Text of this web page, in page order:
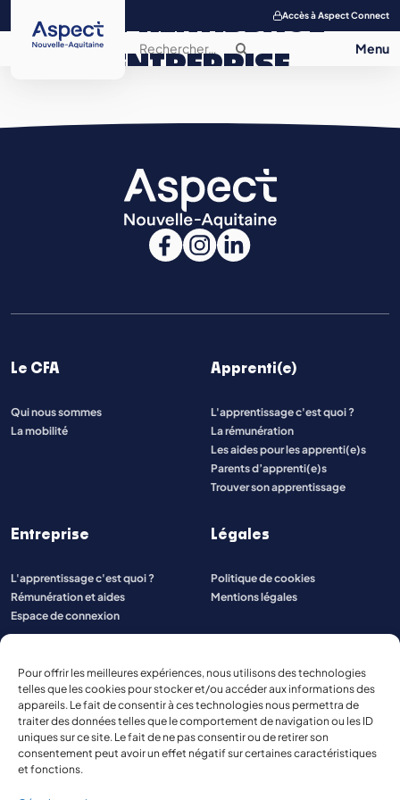
Pour offrir les meilleures expériences, nous utilisons des technologies
telles que les cookies pour stocker et/ou accéder aux informations des
appareils. Le fait de consentir à ces technologies nous permettra de
traiter des données telles que le comportement de navigation ou les ID
uniques sur ce site. Le fait de ne pas consentir ou de retirer son
consentement peut avoir un effet négatif sur certaines caractéristiques
et fonctions.
Accès à Aspect Connect
APPRENTISSAGE
ENTREPRISE
CONTACT
Le CFA
Qui nous sommes
La mobilité
Apprenti(e)
L'apprentissage c'est quoi ?
La rémunération
Les aides pour les apprenti(e)s
Parents d’apprenti(e)s
Trouver son apprentissage
Entreprise
L'apprentissage c'est quoi ?
Rémunération et aides
Espace de connexion
Légales
Politique de cookies
Mentions légales